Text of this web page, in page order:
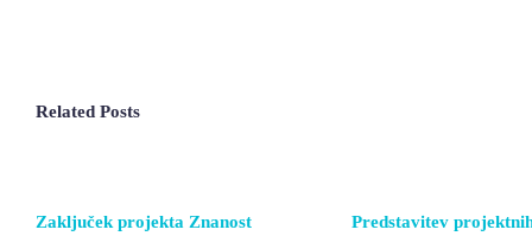
Related Posts
Zaključek projekta Znanost
Predstavitev